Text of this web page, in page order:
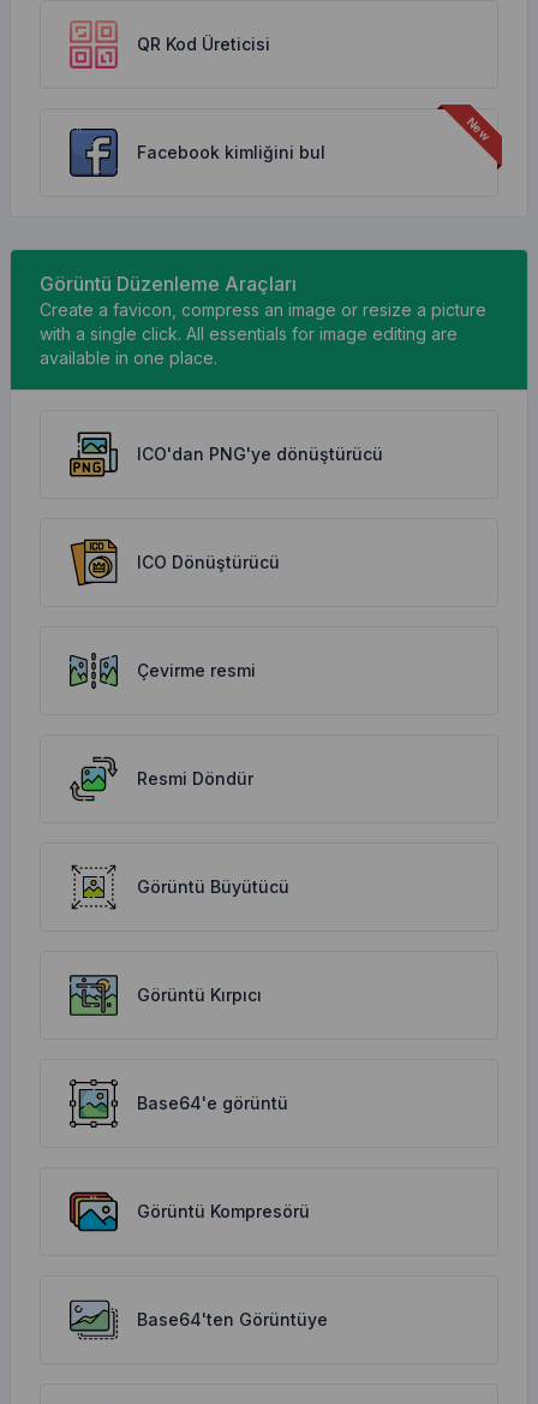
QR Kod Üreticisi
Facebook kimliğini bul
Görüntü Düzenleme Araçları
Create a favicon, compress an image or resize a picture
with a single click. All essentials for image editing are
available in one place.
ICO'dan PNG'ye dönüştürücü
ICO Dönüştürücü
Çevirme resmi
Resmi Döndür
Görüntü Büyütücü
Görüntü Kırpıcı
Base64'e görüntü
Görüntü Kompresörü
Base64'ten Görüntüye